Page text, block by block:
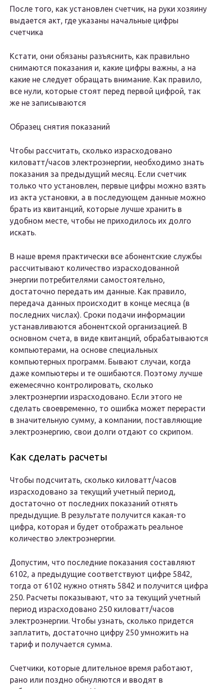
После того, как установлен счетчик, на руки хозяину
выдается акт, где указаны начальные цифры
счетчика
Кстати, они обязаны разъяснить, как правильно
снимаются показания и, какие цифры важны, а на
какие не следует обращать внимание. Как правило,
все нули, которые стоят перед первой цифрой, так
же не записываются
Образец снятия показаний
Чтобы рассчитать, сколько израсходовано
киловатт/часов электроэнергии, необходимо знать
показания за предыдущий месяц. Если счетчик
только что установлен, первые цифры можно взять
из акта установки, а в последующем данные можно
брать из квитанций, которые лучше хранить в
удобном месте, чтобы не приходилось их долго
искать.
В наше время практически все абонентские службы
рассчитывают количество израсходованной
энергии потребителями самостоятельно,
достаточно передать им данные. Как правило,
передача данных происходит в конце месяца (в
последних числах). Сроки подачи информации
устанавливаются абонентской организацией. В
основном счета, в виде квитанций, обрабатываются
компьютерами, на основе специальных
компьютерных программ. Бывают случаи, когда
даже компьютеры и те ошибаются. Поэтому лучше
ежемесячно контролировать, сколько
электроэнергии израсходовано. Если этого не
сделать своевременно, то ошибка может перерасти
в значительную сумму, а компании, поставляющие
электроэнергию, свои долги отдают со скрипом.
Как сделать расчеты
Чтобы подсчитать, сколько киловатт/часов
израсходовано за текущий учетный период,
достаточно от последних показаний отнять
предыдущие. В результате получится какая-то
цифра, которая и будет отображать реальное
количество электроэнергии.
Допустим, что последние показания составляют
6102, а предыдущие соответствуют цифре 5842,
тогда от 6102 нужно отнять 5842 и получится цифра
250. Расчеты показывают, что за текущий учетный
период израсходовано 250 киловатт/часов
электроэнергии. Чтобы узнать, сколько придется
заплатить, достаточно цифру 250 умножить на
тариф и получается сумма.
Счетчики, которые длительное время работают,
рано или поздно обнуляются и вводят в